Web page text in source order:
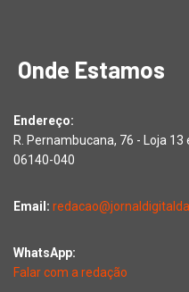
Onde Estamos
Endereço:
R. Pernambucana, 76 - Loja 13
06140-040
Email:
WhatsApp:
Falar com a redação